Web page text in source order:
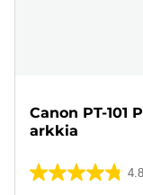
Canon PT-101
arkkia
4.8
4.8/5